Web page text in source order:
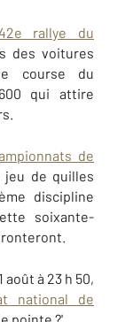
rallye du
des voitures
course du
qui attire
de
jeu de quilles
discipline
soixante-
août à 23 h 50,
national de
pointe ?'